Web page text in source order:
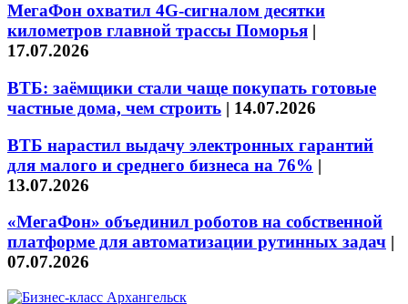
МегаФон охватил 4G-сигналом десятки
километров главной трассы Поморья |
17.07.2026
ВТБ: заёмщики стали чаще покупать готовые
частные дома, чем строить | 14.07.2026
ВТБ нарастил выдачу электронных гарантий
для малого и среднего бизнеса на 76% |
13.07.2026
«МегаФон» объединил роботов на собственной
платформе для автоматизации рутинных задач |
07.07.2026